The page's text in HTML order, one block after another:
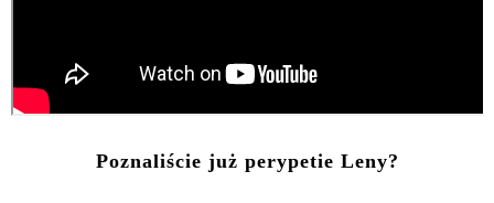
Poznaliście już perypetie Leny?